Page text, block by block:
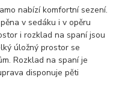
nabízí komfortní sezení.
v sedáku i v opěru
i rozklad na spaní jsou
úložný prostor se
Rozklad na spaní je
disponuje pěti